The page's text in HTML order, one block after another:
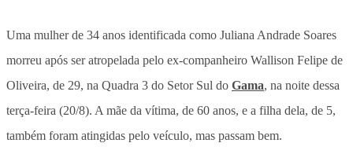
Uma mulher de 34 anos identificada como Juliana Andrade Soares
morreu após ser atropelada pelo ex-companheiro Wallison Felipe de
Oliveira, de 29, na Quadra 3 do Setor Sul do Gama, na noite dessa
terça-feira (20/8). A mãe da vítima, de 60 anos, e a filha dela, de 5,
também foram atingidas pelo veículo, mas passam bem.